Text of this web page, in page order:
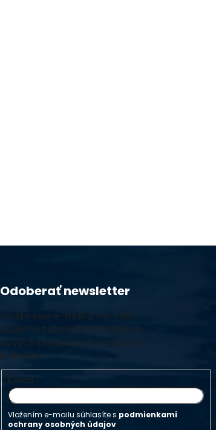
Odoberať newsletter
Vložte svoj e-mail a my Vám
budeme zasielať informácie o
nových produktoch na našom
e-shope.
Email
Vložením e-mailu súhlasíte s podmienkami
ochrany osobných údajov